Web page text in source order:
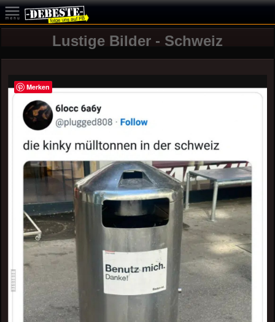
Lustige Bilder - Schweiz
Merken